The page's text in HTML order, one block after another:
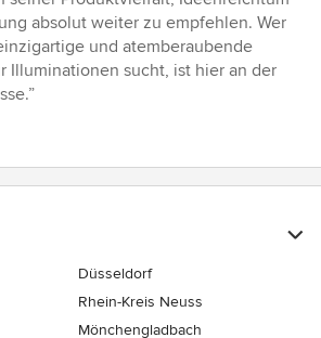
absolut weiter zu empfehlen. Wer
und atemberaubende
Illuminationen sucht, ist hier an der
Düsseldorf
Rhein-Kreis Neuss
Mönchengladbach